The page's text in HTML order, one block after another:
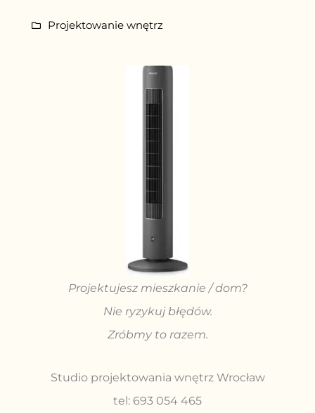
Projektowanie wnętrz
Projektujesz mieszkanie / dom?
Nie ryzykuj błędów.
Zróbmy to razem.
Studio projektowania wnętrz Wrocław
tel: 693 054 465